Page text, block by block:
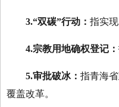
3.“双碳”行动： 指实
4.宗教用地确权登记：
5.审批破冰： 指青海
覆盖改革。